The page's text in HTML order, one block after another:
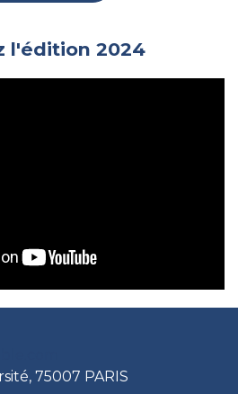
l'édition 2024
75007 PARIS